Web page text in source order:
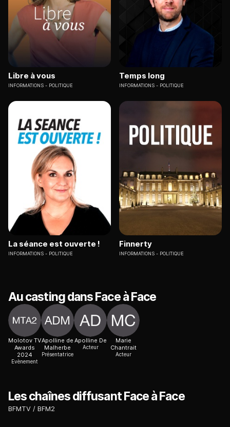
Libre à vous
INFORMATIONS POLITIQUE
Temps long
INFORMATIONS POLITIQUE
La séance est ouverte !
INFORMATIONS POLITIQUE
Finnerty
INFORMATIONS POLITIQUE
Au casting dans Face à Face
Molotov TV
Awards
2024
Evènement
Apolline de
Malherbe
Présentatrice
Apolline De
Acteur
Marie
Chantrait
Acteur
Les chaînes diffusant Face à Face
BFMTV BFM2